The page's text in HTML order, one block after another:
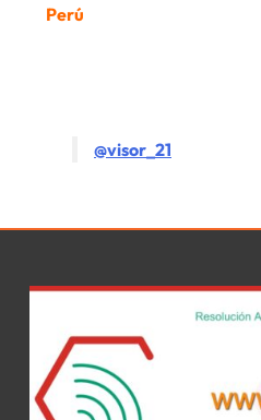
Perú
@visor_21